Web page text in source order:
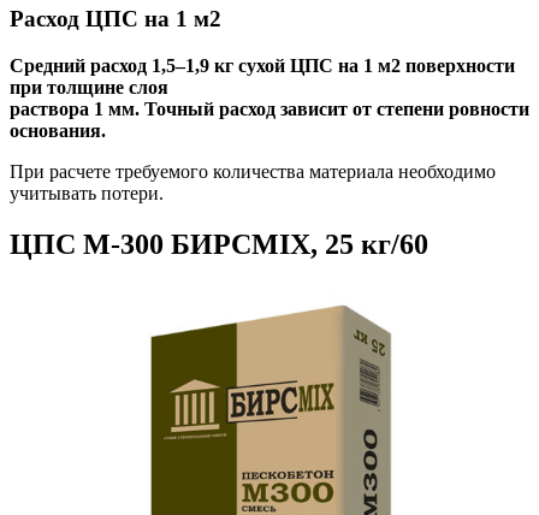
Расход ЦПС на 1 м2
Средний расход 1,5–1,9 кг сухой ЦПС на 1 м2 поверхности
при толщине слоя
раствора 1 мм. Точный расход зависит от степени ровности
основания.
При расчете требуемого количества материала необходимо
учитывать потери.
ЦПС М-300 БИРСMIX, 25 кг/60